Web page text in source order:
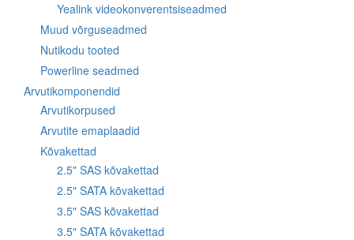
Yealink videokonverentsiseadmed
Muud võrguseadmed
Nutikodu tooted
Powerline seadmed
Arvutikomponendid
Arvutikorpused
Arvutite emaplaadid
Kõvakettad
2.5" SAS kõvakettad
2.5" SATA kõvakettad
3.5" SAS kõvakettad
3.5" SATA kõvakettad